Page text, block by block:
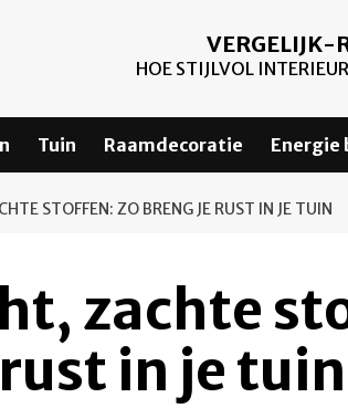
VERGELIJK-
HOE STIJLVOL
Tuin Raamdecoratie Energie
STOFFEN: ZO BRENG JE RUST IN JE TUIN
zachte
in je tuin